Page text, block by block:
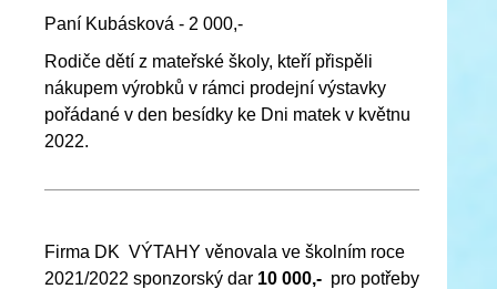
Paní Kubásková - 2 000,-
Rodiče dětí z mateřské školy, kteří přispěli
nákupem výrobků v rámci prodejní výstavky
pořádané v den besídky ke Dni matek v květnu
2022.
Firma DK VÝTAHY věnovala ve školním roce
2021/2022 sponzorský dar 10 000,- pro potřeby